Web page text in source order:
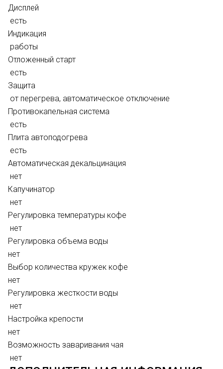
Дисплей
есть
Индикация
работы
Отложенный старт
есть
Защита
от перегрева, автоматическое отключение
Противокапельная система
есть
Плита автоподогрева
есть
Автоматическая декальцинация
нет
Капучинатор
нет
Регулировка температуры кофе
нет
Регулировка объема воды
нет
Выбор количества кружек кофе
нет
Регулировка жесткости воды
нет
Настройка крепости
нет
Возможность заваривания чая
нет